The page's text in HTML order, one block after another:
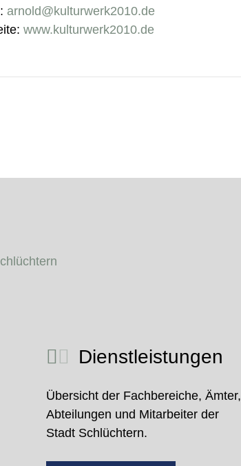
arnold@kulturwerk2010.de
www.kulturwerk2010.de
Dienstleistungen
Übersicht der Fachbereiche, Ämter,
Abteilungen und Mitarbeiter der
Stadt Schlüchtern.